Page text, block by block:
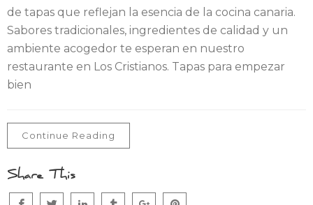
de tapas que reflejan la esencia de la cocina canaria.
Sabores tradicionales, ingredientes de calidad y un
ambiente acogedor te esperan en nuestro
restaurante en Los Cristianos. Tapas para empezar
bien
Continue Reading
Share This